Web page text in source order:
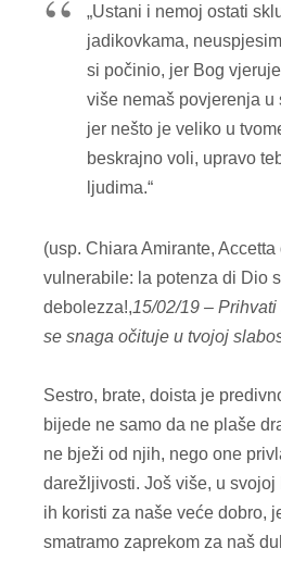
„Ustani i nemoj ostati
jadikovkama,
si počinio, jer Bog
više nemaš povjerenja u
jer nešto je veliko u
beskrajno voli, upravo
ljudima.“
(usp. Chiara Amirante,
vulnerabile: la potenza di Dio
debolezza!,15/02/19 – Prihvati
se snaga očituje u tvojoj
Sestro, brate, doista je
bijede ne samo da ne plaše
ne bježi od njih, nego one
darežljivosti. Još više, u svojoj
ih koristi za naše veće dobro,
smatramo zaprekom za naš